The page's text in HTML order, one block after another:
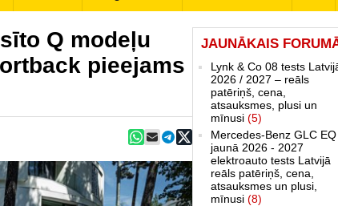
Q modeļu
pieejams
JAUNĀKAIS
Lynk & Co 08 tests
2026 / 2027 – reāls
patēriņš, cena,
atsauksmes, plusi un
mīnusi (5)
Mercedes-Benz GLC EQ
jaunā 2026 - 2027
elektroauto tests Latvijā
reāls patēriņš, cena,
atsauksmes un plusi,
mīnusi (8)